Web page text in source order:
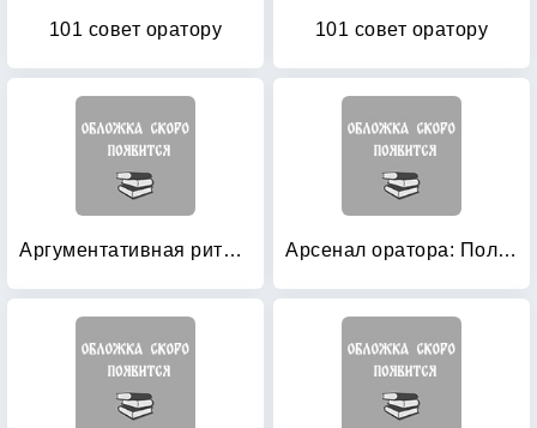
101 совет оратору 101 совет оратору
Аргументативная риторика: Теоретический курс для филологов Арсенал оратора: Полный боекомплект